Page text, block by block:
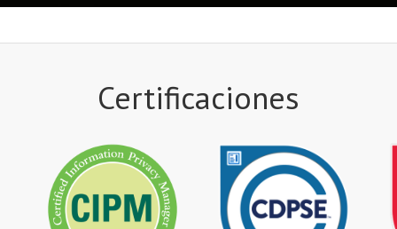
Certificaciones